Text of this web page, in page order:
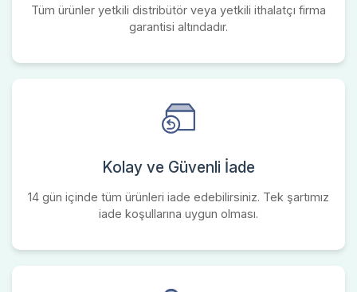
Tüm ürünler yetkili distribütör veya yetkili ithalatçı firma
garantisi altındadır.
Kolay ve Güvenli İade
14 gün içinde tüm ürünleri iade edebilirsiniz. Tek şartımız
iade koşullarına uygun olması.